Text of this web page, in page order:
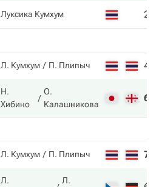
Луксика Кумхум 2
Л. Кумхум П. Плипыч 4
Н.
Хибино
О.
Калашникова
6
Л. Кумхум П. Плипыч 7
Л.
Л.